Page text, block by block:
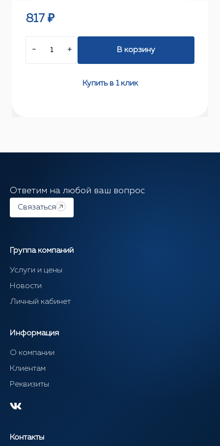
817 ₽
− + В корзину
Купить в 1 клик
Ответим на любой ваш вопрос
Связаться
Группа компаний
Услуги и цены
Новости
Личный кабинет
Информация
О компании
Клиентам
Реквизиты
Контакты